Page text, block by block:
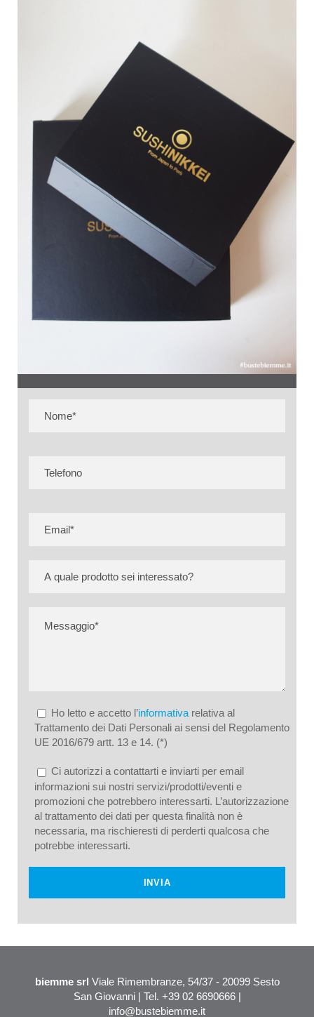
Ho letto e accetto l’informativa relativa al
Trattamento dei Dati Personali ai sensi del Regolamento
UE 2016/679 artt. 13 e 14. (*)
Ci autorizzi a contattarti e inviarti per email
informazioni sui nostri servizi/prodotti/eventi e
promozioni che potrebbero interessarti. L’autorizzazione
al trattamento dei dati per questa finalità non è
necessaria, ma rischieresti di perderti qualcosa che
potrebbe interessarti.
biemme srl Viale Rimembranze, 54/37 - 20099 Sesto
San Giovanni | Tel. +39 02 6690666 |
info@bustebiemme.it